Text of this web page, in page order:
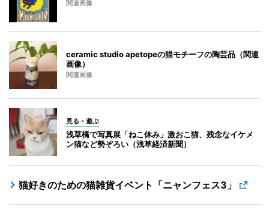
関連画像
ceramic studio apetopeの猫モチーフの陶芸品（関連
画像）
関連画像
見る・遊ぶ
浅草橋で写真展「ねこ休み」激おこ猫、残念なイケメ
ン猫など勢ぞろい（浅草経済新聞）
猫好きのための猫雑貨イベント「ニャンフェス3」